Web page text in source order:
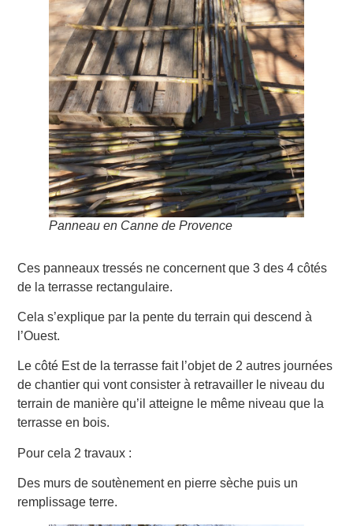
Panneau en Canne de Provence
Ces panneaux tressés ne concernent que 3 des 4 côtés
de la terrasse rectangulaire.
Cela s’explique par la pente du terrain qui descend à
l’Ouest.
Le côté Est de la terrasse fait l’objet de 2 autres journées
de chantier qui vont consister à retravailler le niveau du
terrain de manière qu’il atteigne le même niveau que la
terrasse en bois.
Pour cela 2 travaux :
Des murs de soutènement en pierre sèche puis un
remplissage terre.